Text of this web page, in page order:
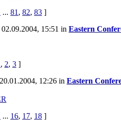
... 81 , 82, 83 ]
02.09.2004, 15:51 in Eastern
, 2, 3 ]
12:26 in Eastern
... 16, 17, 18 ]